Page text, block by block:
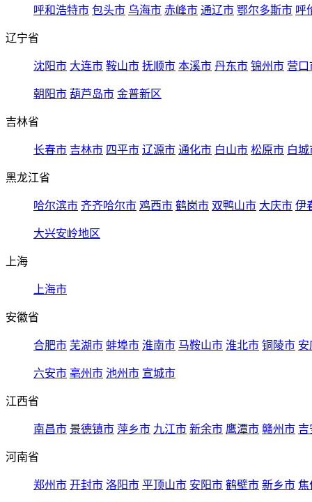
呼和浩特市 包头市 乌海市 赤峰市 通辽市 鄂尔多斯市 呼
辽宁省
沈阳市 大连市 鞍山市 抚顺市 本溪市 丹东市 锦州市 营口
朝阳市 葫芦岛市 金普新区
吉林省
长春市 吉林市 四平市 辽源市 通化市 白山市 松原市 白城
黑龙江省
哈尔滨市 齐齐哈尔市 鸡西市 鹤岗市 双鸭山市 大庆市 伊
大兴安岭地区
上海
上海市
安徽省
合肥市 芜湖市 蚌埠市 淮南市 马鞍山市 淮北市 铜陵市 安
六安市 亳州市 池州市 宣城市
江西省
南昌市 景德镇市 萍乡市 九江市 新余市 鹰潭市 赣州市 吉
河南省
郑州市 开封市 洛阳市 平顶山市 安阳市 鹤壁市 新乡市 焦